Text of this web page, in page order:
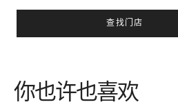
查找门店
你也许也喜欢